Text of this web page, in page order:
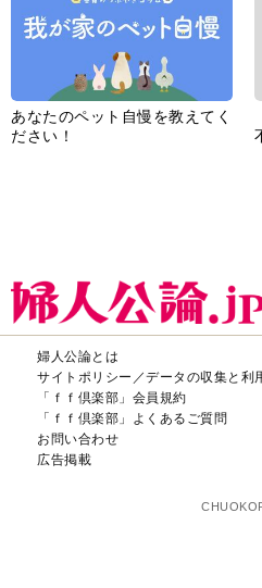
あなたのペット自慢を教えてく
ださい！
婦人公論とは
サイトポリシー／データの収集と利
「ｆｆ倶楽部」会員規約
「ｆｆ倶楽部」よくあるご質問
お問い合わせ
広告掲載